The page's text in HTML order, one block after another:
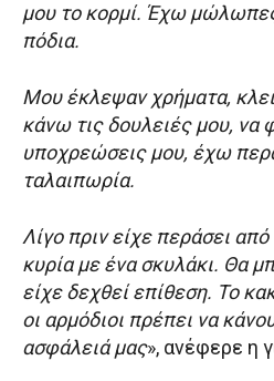
μου το κορμί. Έχω
πόδια.
Μου έκλεψαν χρήματα,
κάνω τις δουλειές μου, να
υποχρεώσεις μου, έχω
ταλαιπωρία.
Λίγο πριν είχε περάσει από
κυρία με ένα σκυλάκι. Θα
είχε δεχθεί επίθεση. Το
οι αρμόδιοι πρέπει να
ασφάλειά μας», ανέφερε η